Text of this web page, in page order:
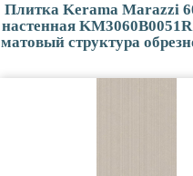
Плитка Kerama Marazzi
настенная
матовый структура